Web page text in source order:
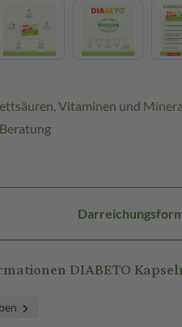
Vitaminen und
DIABETO